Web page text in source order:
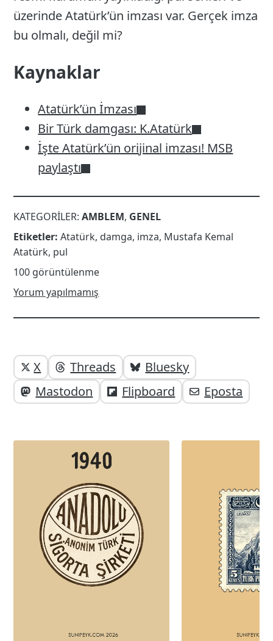
üzerinde Atatürk’ün imzası var. Gerçek imza
bu olmalı, değil mi?
Kaynaklar
Atatürk’ün İmzası
Bir Türk damgası: K.Atatürk
İşte Atatürk’ün orijinal imzası! MSB
paylaştı
KATEGORILER:AMBLEM, GENEL
Etiketler: Atatürk, damga, imza, Mustafa Kemal
Atatürk, pul
100 görüntülenme
Yorum yapılmamış
Yazı
altı
elemanları
Yazıyı
paylaşabilirsiniz;
X Threads
Bluesky
Mastodon
Flipboard Eposta